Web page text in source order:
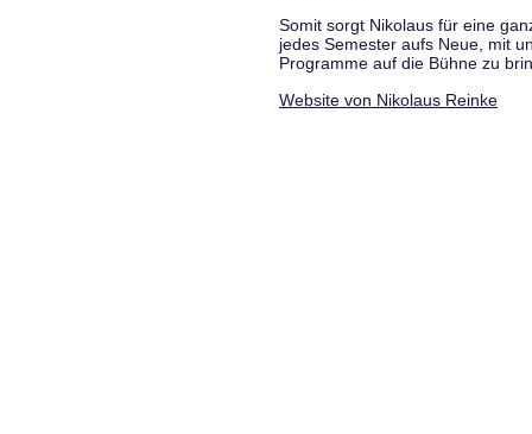
Somit sorgt Nikolaus für eine
jedes Semester aufs Neue, mit
Programme auf die Bühne zu
Website von Nikolaus Reinke